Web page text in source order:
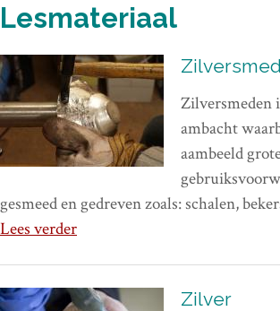
Lesmateriaal
Zilversmeden
ambacht
aambeeld
gesmeed en gedreven zoals: schalen,
Lees verder
Zilver